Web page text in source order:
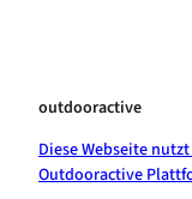
outdooractive
Diese Webseite
Outdooractive